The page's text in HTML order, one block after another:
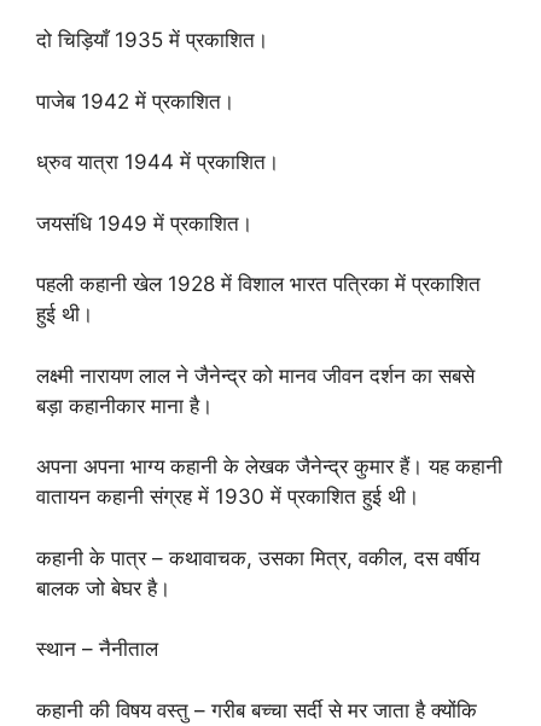
दो चिड़ियाँ 1935 में प्रकाशित।
पाजेब 1942 में प्रकाशित।
ध्रुव यात्रा 1944 में प्रकाशित।
जयसंधि 1949 में प्रकाशित।
पहली कहानी खेल 1928 में विशाल भारत पत्रिका में प्रकाशित
हुई थी।
लक्ष्मी नारायण लाल ने जैनेन्द्र को मानव जीवन दर्शन का सबसे
बड़ा कहानीकार माना है।
अपना अपना भाग्य कहानी के लेखक जैनेन्द्र कुमार हैं। यह कहानी
वातायन कहानी संग्रह में 1930 में प्रकाशित हुई थी।
कहानी के पात्र – कथावाचक, उसका मित्र, वकील, दस वर्षीय
बालक जो बेघर है।
स्थान – नैनीताल
कहानी की विषय वस्तु – गरीब बच्चा सर्दी से मर जाता है क्योंकि